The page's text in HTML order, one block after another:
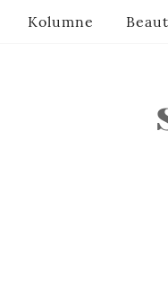
Kolumne